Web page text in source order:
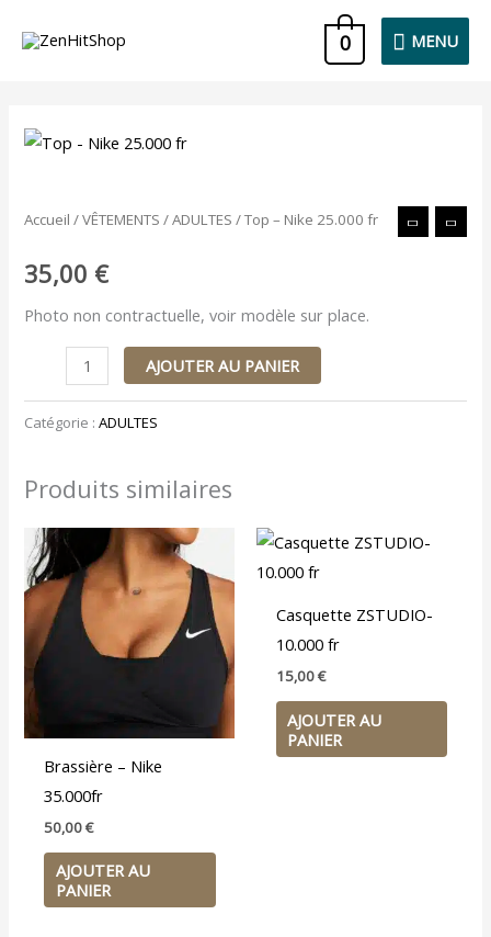
MENU
MENU
0
Accueil /VÊTEMENTS /ADULTES / Top – Nike 25.000 fr
35,00 €
Photo non contractuelle, voir modèle sur place.
quantité
-
Nike
25.000
fr
AJOUTER AU PANIER
Catégorie :ADULTES
Produits similaires
Brassière – Nike
35.000fr
50,00€
AJOUTER AU
PANIER
Casquette ZSTUDIO-
10.000 fr
15,00€
AJOUTER AU
PANIER